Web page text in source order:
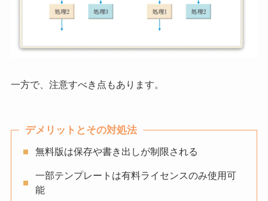
一方で、注意すべき点もあります。
デメリットとその対処法
無料版は保存や書き出しが制限される
一部テンプレートは有料ライセンスのみ使用可
能